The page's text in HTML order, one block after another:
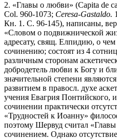
2. «Главы о любви» (Capita de
Col. 960-1073; Ceresa-Gastaldo.
Кн. 1. С. 96-145), написаны,
«Словом о подвижнической
адресату, свящ. Елпидию, о чем
сочинению; состоят из 4
различным сторонам
добродетель любви к Богу и
значительной степени
развитием в правосл. духе
учения Евагрия Понтийского,
сочинении практически
«Трудностей к Иоанну»
поэтому Шервуд считал
сочинением. Однако